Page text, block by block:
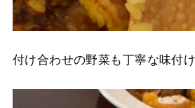
付け合わせの野菜も丁寧な味付